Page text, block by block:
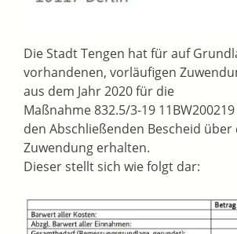
Die Stadt Tengen hat für auf
vorhandenen, vorläufigen
aus dem Jahr 2020 für die
Maßnahme 832.5/3-19
den Abschließenden Bescheid
Zuwendung erhalten.
Dieser stellt sich wie folgt dar: